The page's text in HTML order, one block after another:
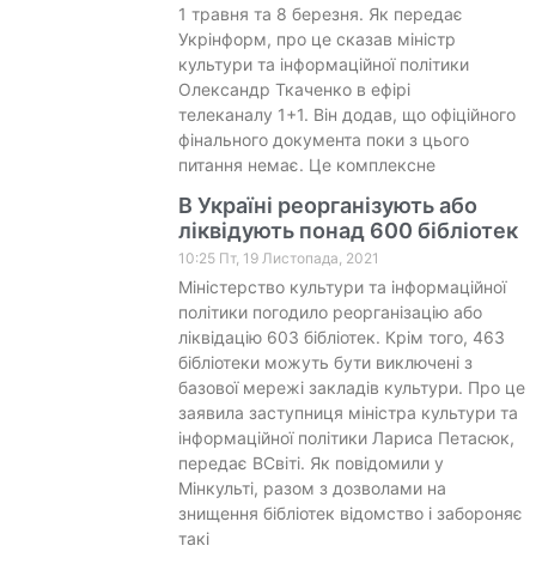
1 травня та 8 березня. Як передає
Укрінформ, про це сказав міністр
культури та інформаційної політики
Олександр Ткаченко в ефірі
телеканалу 1+1. Він додав, що офіційного
фінального документа поки з цього
питання немає. Це комплексне
В Україні реорганізують або
ліквідують понад 600 бібліотек
10:25 Пт, 19 Листопада, 2021
Міністерство культури та інформаційної
політики погодило реорганізацію або
ліквідацію 603 бібліотек. Крім того, 463
бібліотеки можуть бути виключені з
базової мережі закладів культури. Про це
заявила заступниця міністра культури та
інформаційної політики Лариса Петасюк,
передає ВСвіті. Як повідомили у
Мінкульті, разом з дозволами на
знищення бібліотек відомство і забороняє
такі